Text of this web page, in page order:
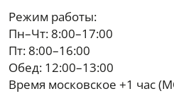
Режим работы:
Пн–Чт: 8:00–17:00
Пт: 8:00–16:00
Обед: 12:00–13:00
Время московское +1 час